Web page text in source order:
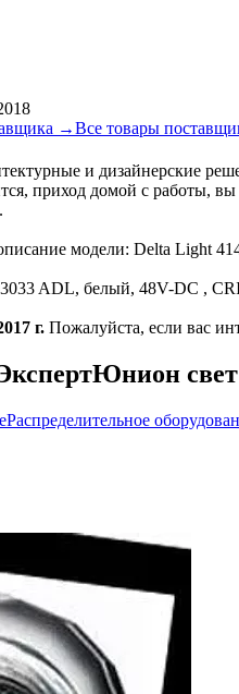
→Все товары
и дизайнерские
приход домой с работы,
модели: Delta Light
ADL, белый, 48V-DC ,
г. Пожалуйста, если вас
свет
Распределительное